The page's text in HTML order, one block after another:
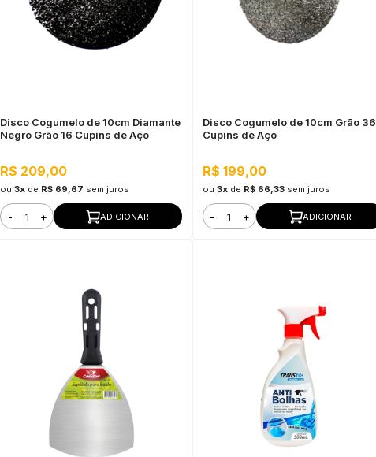
Disco Cogumelo de 10cm Diamante
Negro Grão 16 Cupins de Aço
R$ 209,00
ou 3x de R$ 69,67 sem juros
- + ADICIONAR
Disco Cogumelo de 10cm Grão 36
Cupins de Aço
R$ 199,00
ou 3xde R$ 66,33 sem juros
- + ADICIONAR